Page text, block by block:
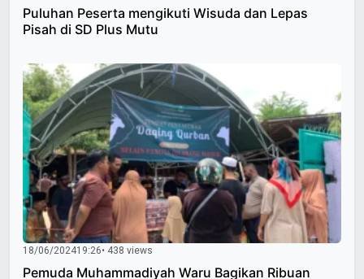
Puluhan Peserta mengikuti Wisuda dan Lepas
Pisah di SD Plus Mutu
18/06/202419:26• 438 views
Pemuda Muhammadiyah Waru Bagikan Ribuan